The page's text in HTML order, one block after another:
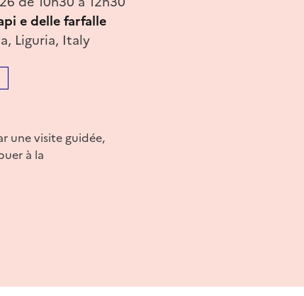
e delle farfalle
Liguria, Italy
une visite guidée,
à la